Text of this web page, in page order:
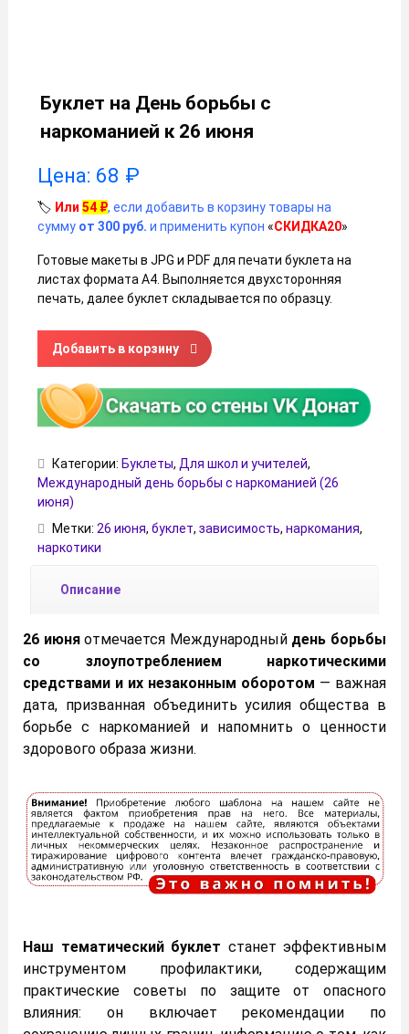
Буклет на День борьбы с
наркоманией к 26 июня
Цена: 68 ₽
🏷️ Или 54 ₽, если добавить в корзину товары на
сумму от 300 руб. и применить купон «СКИДКА20»
Готовые макеты в JPG и PDF для печати буклета на
листах формата А4. Выполняется двухсторонняя
печать, далее буклет складывается по образцу.
Количество товара Буклет на День борьбы с
Добавить в корзину
Категории: Буклеты, Для школ и учителей,
Международный день борьбы с наркоманией (26
июня)
Метки: 26 июня, буклет, зависимость, наркомания,
наркотики
Описание
26 июняотмечается Международный день борьбы
со злоупотреблением наркотическими
средствами и их незаконным оборотом — важная
дата, призванная объединить усилия общества в
борьбе с наркоманией и напомнить о ценности
здорового образа жизни.
Наш тематический буклет станет эффективным
инструментом профилактики, содержащим
практические советы по защите от опасного
влияния: он включает рекомендации по